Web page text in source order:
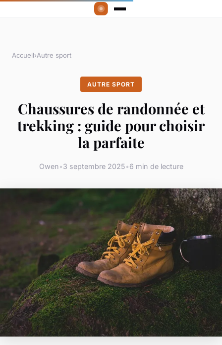
Accueil›Autre sport
AUTRE SPORT
Chaussures de randonnée et
trekking : guide pour choisir
la parfaite
Owen•3 septembre 2025•6 min de lecture